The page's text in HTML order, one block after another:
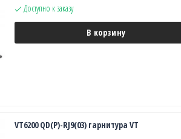
Доступно к заказу
В корзину
VT6200 QD(P)-RJ9(03) гарнитура VT